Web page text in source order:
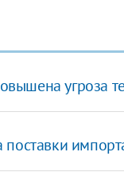
угроза
поставки